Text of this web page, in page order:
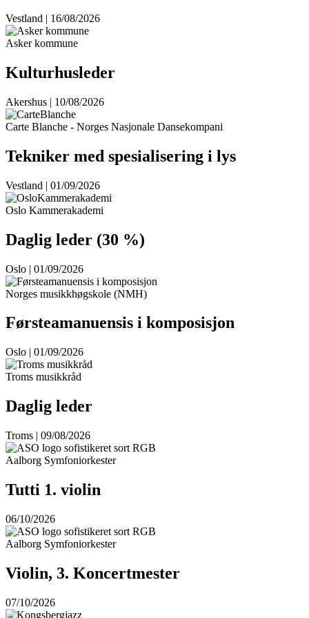
Vestland | 16/08/2026
Asker kommune
Kulturhusleder
Akershus | 10/08/2026
Carte Blanche - Norges Nasjonale Dansekompani
Tekniker med spesialisering i lys
Vestland | 01/09/2026
Oslo Kammerakademi
Daglig leder (30 %)
Oslo | 01/09/2026
Norges musikkhøgskole (NMH)
Førsteamanuensis i komposisjon
Oslo | 01/09/2026
Troms musikkråd
Daglig leder
Troms | 09/08/2026
Aalborg Symfoniorkester
Tutti 1. violin
06/10/2026
Aalborg Symfoniorkester
Violin, 3. Koncertmester
07/10/2026